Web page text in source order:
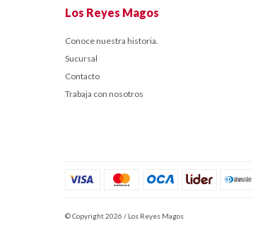
Los Reyes Magos
Conoce nuestra historia.
Sucursal
Contacto
Trabaja con nosotros
© Copyright 2026 / Los Reyes Magos